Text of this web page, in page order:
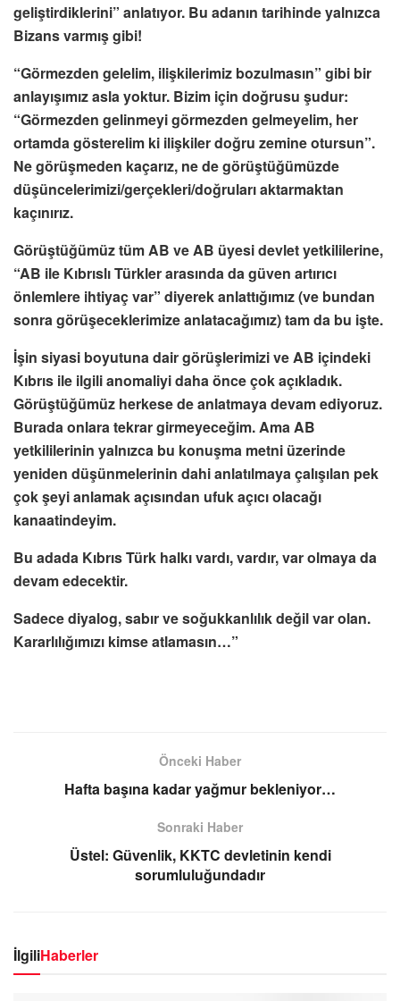
geliştirdiklerini” anlatıyor. Bu adanın tarihinde yalnızca
Bizans varmış gibi!
“Görmezden gelelim, ilişkilerimiz bozulmasın” gibi bir
anlayışımız asla yoktur. Bizim için doğrusu şudur:
“Görmezden gelinmeyi görmezden gelmeyelim, her
ortamda gösterelim ki ilişkiler doğru zemine otursun”.
Ne görüşmeden kaçarız, ne de görüştüğümüzde
düşüncelerimizi/gerçekleri/doğruları aktarmaktan
kaçınırız.
Görüştüğümüz tüm AB ve AB üyesi devlet yetkililerine,
“AB ile Kıbrıslı Türkler arasında da güven artırıcı
önlemlere ihtiyaç var” diyerek anlattığımız (ve bundan
sonra görüşeceklerimize anlatacağımız) tam da bu işte.
İşin siyasi boyutuna dair görüşlerimizi ve AB içindeki
Kıbrıs ile ilgili anomaliyi daha önce çok açıkladık.
Görüştüğümüz herkese de anlatmaya devam ediyoruz.
Burada onlara tekrar girmeyeceğim. Ama AB
yetkililerinin yalnızca bu konuşma metni üzerinde
yeniden düşünmelerinin dahi anlatılmaya çalışılan pek
çok şeyi anlamak açısından ufuk açıcı olacağı
kanaatindeyim.
Bu adada Kıbrıs Türk halkı vardı, vardır, var olmaya da
devam edecektir.
Sadece diyalog, sabır ve soğukkanlılık değil var olan.
Kararlılığımızı kimse atlamasın…”
Önceki Haber
Hafta başına kadar yağmur bekleniyor…
Sonraki Haber
Üstel: Güvenlik, KKTC devletinin kendi
sorumluluğundadır
İlgiliHaberler